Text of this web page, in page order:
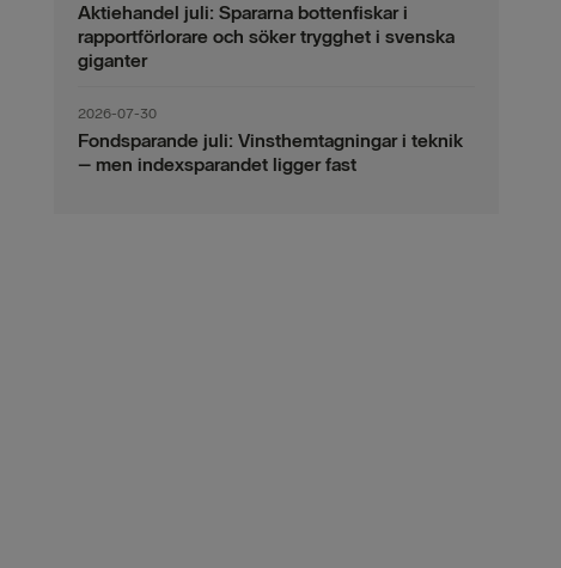
Aktiehandel juli: Spararna bottenfiskar i
rapportförlorare och söker trygghet i svenska
giganter
2026-07-30
Fondsparande juli: Vinsthemtagningar i teknik
– men indexsparandet ligger fast